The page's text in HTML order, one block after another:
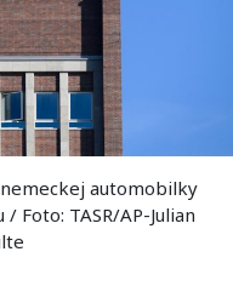
automobilky
Foto: TASR/AP-Julian